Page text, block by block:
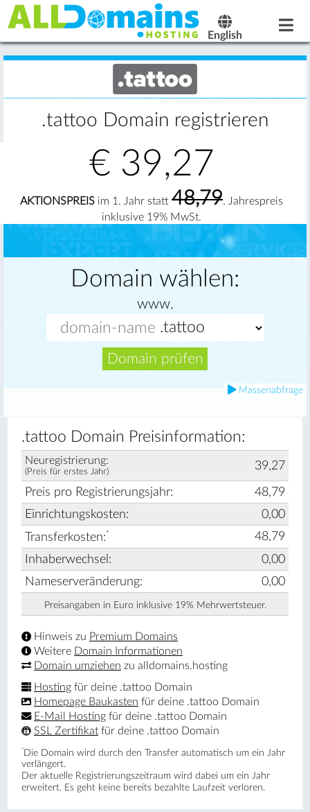
English
.tattoo Domain registrieren
€ 39,27
AKTIONSPREIS im 1. Jahr statt 48,79. Jahrespreis
inklusive 19% MwSt.
Domain wählen:
www.
Domain prüfen
Massenabfrage
.tattoo Domain Preisinformation:
Neuregistrierung:
(Preis für erstes Jahr) 39,27
Preis pro Registrierungsjahr:
48,79
Einrichtungskosten:
0,00
Transferkosten:*
48,79
Inhaberwechsel:
0,00
Nameserveränderung:
0,00
Preisangaben in Euro inklusive 19% Mehrwertsteuer.
Hinweis zu Premium Domains
Weitere Domain Informationen
Domain umziehen zu alldomains.hosting
Hosting für deine .tattoo Domain
Homepage Baukasten für deine .tattoo Domain
E-Mail Hosting für deine .tattoo Domain
SSL Zertifikat für deine .tattoo Domain
* Die Domain wird durch den Transfer automatisch um ein Jahr
verlängert.
Der aktuelle Registrierungs­zeitraum wird dabei um ein Jahr
erweitert. Es geht keine bereits bezahlte Laufzeit verloren.